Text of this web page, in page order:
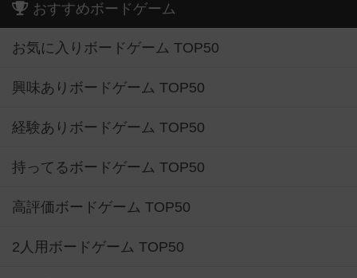
おすすめボードゲーム
お気に入りボードゲーム TOP50
興味ありボードゲーム TOP50
経験ありボードゲーム TOP50
持ってるボードゲーム TOP50
高評価ボードゲーム TOP50
2人用ボードゲーム TOP50